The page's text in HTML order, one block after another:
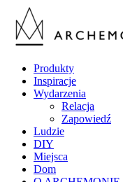
Produkty
Inspiracje
Wydarzenia
Relacja
Zapowiedź
Ludzie
DIY
Miejsca
Dom